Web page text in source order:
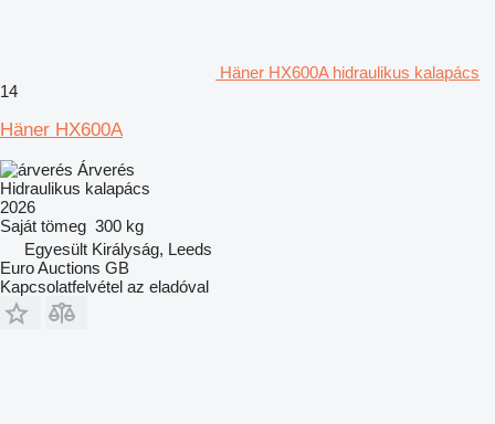
Häner HX600A hidraulikus kalapács
14
Häner HX600A
Árverés
Hidraulikus kalapács
2026
Saját tömeg 300 kg
Egyesült Királyság, Leeds
Euro Auctions GB
Kapcsolatfelvétel az eladóval